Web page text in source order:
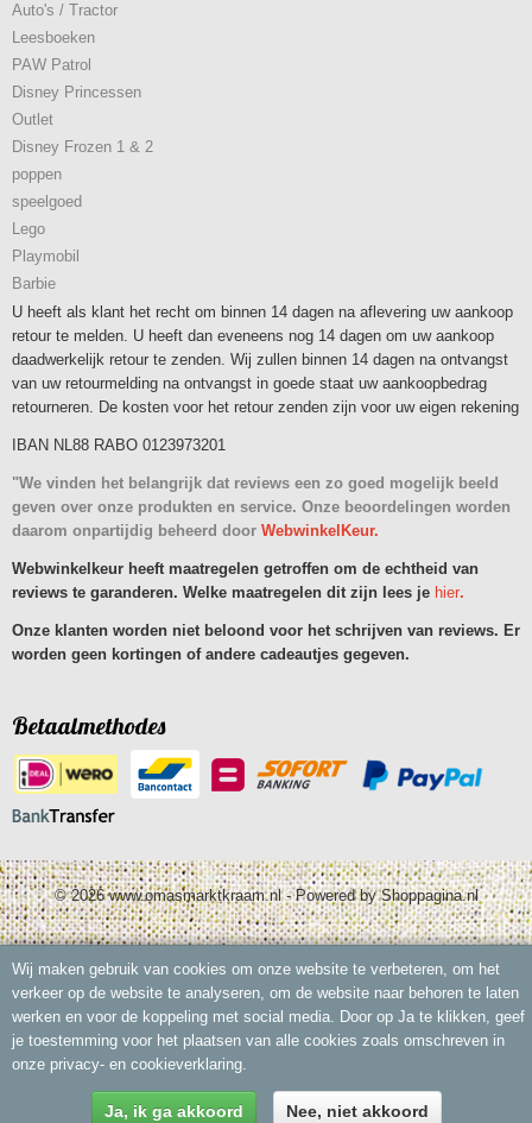
Auto's / Tractor
Leesboeken
PAW Patrol
Disney Princessen
Outlet
Disney Frozen 1 & 2
poppen
speelgoed
Lego
Playmobil
Barbie
U heeft als klant het recht om binnen 14 dagen na aflevering uw aankoop
retour te melden. U heeft dan eveneens nog 14 dagen om uw aankoop
daadwerkelijk retour te zenden. Wij zullen binnen 14 dagen na ontvangst
van uw retourmelding na ontvangst in goede staat uw aankoopbedrag
retourneren. De kosten voor het retour zenden zijn voor uw eigen rekening
IBAN NL88 RABO 0123973201
"We vinden het belangrijk dat reviews een zo goed mogelijk beeld
geven over onze produkten en service. Onze beoordelingen worden
daarom onpartijdig beheerd door WebwinkelKeur.
Webwinkelkeur heeft maatregelen getroffen om de echtheid van
reviews te garanderen. Welke maatregelen dit zijn lees je hier.
Onze klanten worden niet beloond voor het schrijven van reviews. Er
worden geen kortingen of andere cadeautjes gegeven.
Betaalmethodes
© 2026 www.omasmarktkraam.nl - Powered by Shoppagina.nl
Wij maken gebruik van cookies om onze website te verbeteren, om het
verkeer op de website te analyseren, om de website naar behoren te laten
werken en voor de koppeling met social media. Door op Ja te klikken, geef
je toestemming voor het plaatsen van alle cookies zoals omschreven in
onze privacy- en cookieverklaring.
Ja, ik ga akkoord Nee, niet akkoord